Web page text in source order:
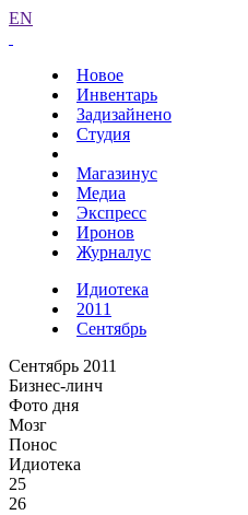
EN
Новое
Инвентарь
Задизайнено
Студия
Магазинус
Медиа
Экспресс
Иронов
Журналус
Идиотека
2011
Сентябрь
Сентябрь 2011
Бизнес-линч
Фото дня
Мозг
Понос
Идиотека
25
26